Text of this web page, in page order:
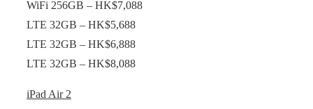
WiFi 256GB – HK$7,088
LTE 32GB – HK$5,688
LTE 32GB – HK$6,888
LTE 32GB – HK$8,088
iPad Air 2